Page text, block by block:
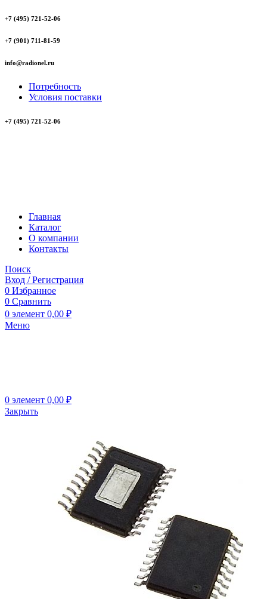
+7 (495) 721-52-06
+7 (901) 711-81-59
info@radionel.ru
Потребность
Условия поставки
+7 (495) 721-52-06
Главная
Каталог
О компании
Контакты
Поиск
Вход / Регистрация
0 Избранное
0 Сравнить
0 элемент 0,00 ₽
Меню
0 элемент 0,00 ₽
Закрыть